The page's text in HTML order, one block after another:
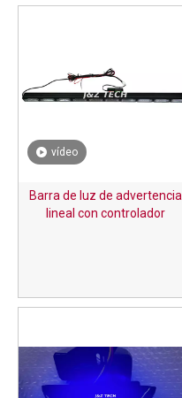
vídeo
Barra de luz de advertencia
lineal con controlador